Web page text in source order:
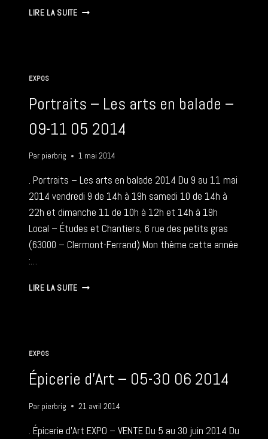
LIRE LA SUITEGREFFON
05
2014
EXPOS
Portraits – Les arts en balade –
09-11 05 2014
Par pierbrig 1 mai 2014
. Portraits – Les arts en balade 2014 Du 9 au 11 mai
2014 vendredi 9 de 14h à 19h samedi 10 de 14h à
22h et dimanche 11 de 10h à 12h et 14h à 19h
Local – Études et Chantiers, 6 rue des petits gras
(63000 – Clermont-Ferrand) Mon thème cette année
:…
LIRE LA SUITEPORTRAITS
11
2014
EXPOS
Épicerie d’Art – 05-30 06 2014
Par pierbrig 21 avril 2014
. Épicerie d’Art EXPO – VENTE Du 5 au 30 juin 2014 Du